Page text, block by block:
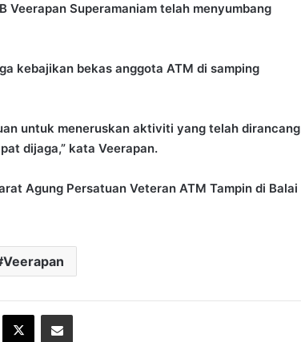
Veerapan Superamaniam telah menyumbang
kebajikan bekas anggota ATM di samping
untuk meneruskan aktiviti yang telah dirancang
dijaga,” kata Veerapan.
Agung Persatuan Veteran ATM Tampin di Balai
Veerapan